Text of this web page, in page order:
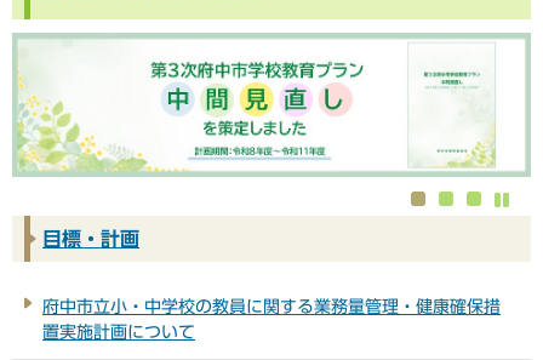
1
枚
2
枚
3
枚
目標・計画
府中市立小・中学校の教員に関する業務量管理・健康確保措
置実施計画について